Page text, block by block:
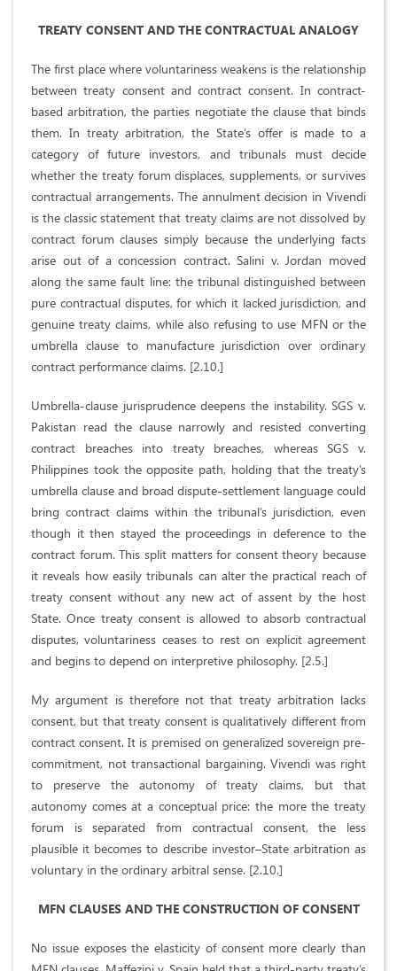
TREATY CONSENT AND THE CONTRACTUAL ANALOGY
The first place where voluntariness weakens is the relationship
between treaty consent and contract consent. In contract-
based arbitration, the parties negotiate the clause that binds
them. In treaty arbitration, the State’s offer is made to a
category of future investors, and tribunals must decide
whether the treaty forum displaces, supplements, or survives
contractual arrangements. The annulment decision in Vivendi
is the classic statement that treaty claims are not dissolved by
contract forum clauses simply because the underlying facts
arise out of a concession contract. Salini v. Jordan moved
along the same fault line: the tribunal distinguished between
pure contractual disputes, for which it lacked jurisdiction, and
genuine treaty claims, while also refusing to use MFN or the
umbrella clause to manufacture jurisdiction over ordinary
contract performance claims. [2.10.]
Umbrella-clause jurisprudence deepens the instability. SGS v.
Pakistan read the clause narrowly and resisted converting
contract breaches into treaty breaches, whereas SGS v.
Philippines took the opposite path, holding that the treaty’s
umbrella clause and broad dispute-settlement language could
bring contract claims within the tribunal’s jurisdiction, even
though it then stayed the proceedings in deference to the
contract forum. This split matters for consent theory because
it reveals how easily tribunals can alter the practical reach of
treaty consent without any new act of assent by the host
State. Once treaty consent is allowed to absorb contractual
disputes, voluntariness ceases to rest on explicit agreement
and begins to depend on interpretive philosophy. [2.5.]
My argument is therefore not that treaty arbitration lacks
consent, but that treaty consent is qualitatively different from
contract consent. It is premised on generalized sovereign pre-
commitment, not transactional bargaining. Vivendi was right
to preserve the autonomy of treaty claims, but that
autonomy comes at a conceptual price: the more the treaty
forum is separated from contractual consent, the less
plausible it becomes to describe investor–State arbitration as
voluntary in the ordinary arbitral sense. [2.10.]
MFN CLAUSES AND THE CONSTRUCTION OF CONSENT
No issue exposes the elasticity of consent more clearly than